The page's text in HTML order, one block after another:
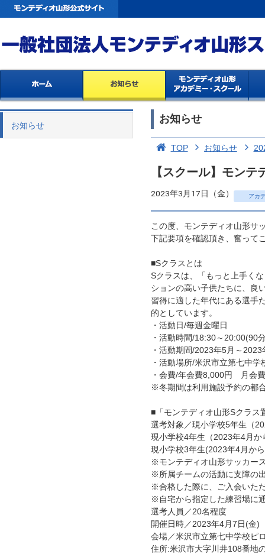
お知らせ
お知らせ
TOP お知らせ
【スクール】モン
2023年3月17日（金） アカ
この度、モンテディオ山形サ
下記要項を確認頂き、奮って
■Sクラスとは
Sクラスは、「もっと上手く
ションの高い子供たちに、良
習得に適した年代にある選手
的としています。
・活動日/毎週金曜日
・活動時間/18:30～
・活動期間/2023年5月～
・活動場所/米沢市立第七中学
・会費/年会費8,000円 月会
※冬期間は利用施設予約の都
■「モンテディオ山形Sクラス
選考対象／現小学校5年生（
現小学校4年生（2023年4月か
現小学校3年生(2023年4月か
※モンテディオ山形サッカー
※所属チームの活動に支障の
※合格した際に、ご入会いた
※自宅から指定した練習場に
選考人員／20名程度
開催日時／2023年4月7日
会場／米沢市立第七中学校ピ
住所:米沢市大字川井108番地